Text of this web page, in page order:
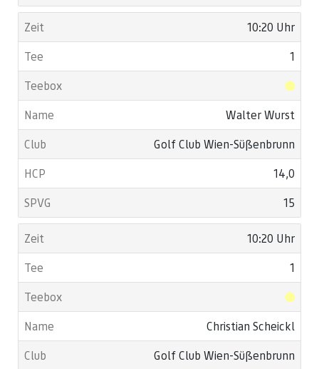
10:20 Uhr
1
Walter Wurst
Golf Club Wien-Süßenbrunn
14,0
15
10:20 Uhr
1
Christian Scheickl
Golf Club Wien-Süßenbrunn